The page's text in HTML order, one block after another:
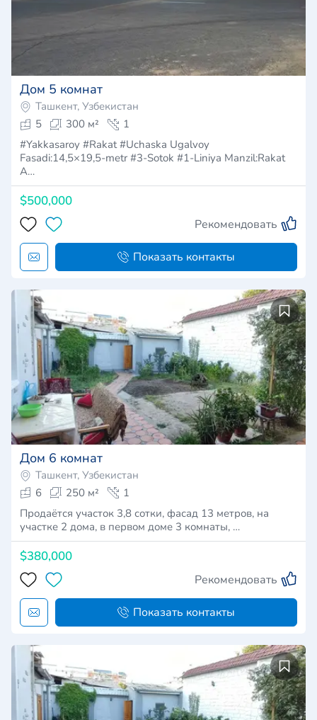
Дом 5 комнат
Ташкент, Узбекистан
5
300 м²
1
#Yakkasaroy #Rakat #Uchaska Ugalvoy
Fasadi:14,5×19,5-metr #3-Sotok #1-Liniya Manzil:Rakat
A…
$500,000
Рекомендовать
Показать контакты
Дом 6 комнат
Ташкент, Узбекистан
6
250 м²
1
Продаётся участок 3,8 сотки, фасад 13 метров, на
участке 2 дома, в первом доме 3 комнаты, …
$380,000
Рекомендовать
Показать контакты